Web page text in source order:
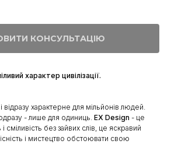
КОНСУЛЬТАЦІЮ
характер цивілізації.
відразу характерне для мільйонів людей.
- лише для одиниць. EX Design - це
сміливість без зайвих слів, це яскравий
і мистецтво обстоювати свою